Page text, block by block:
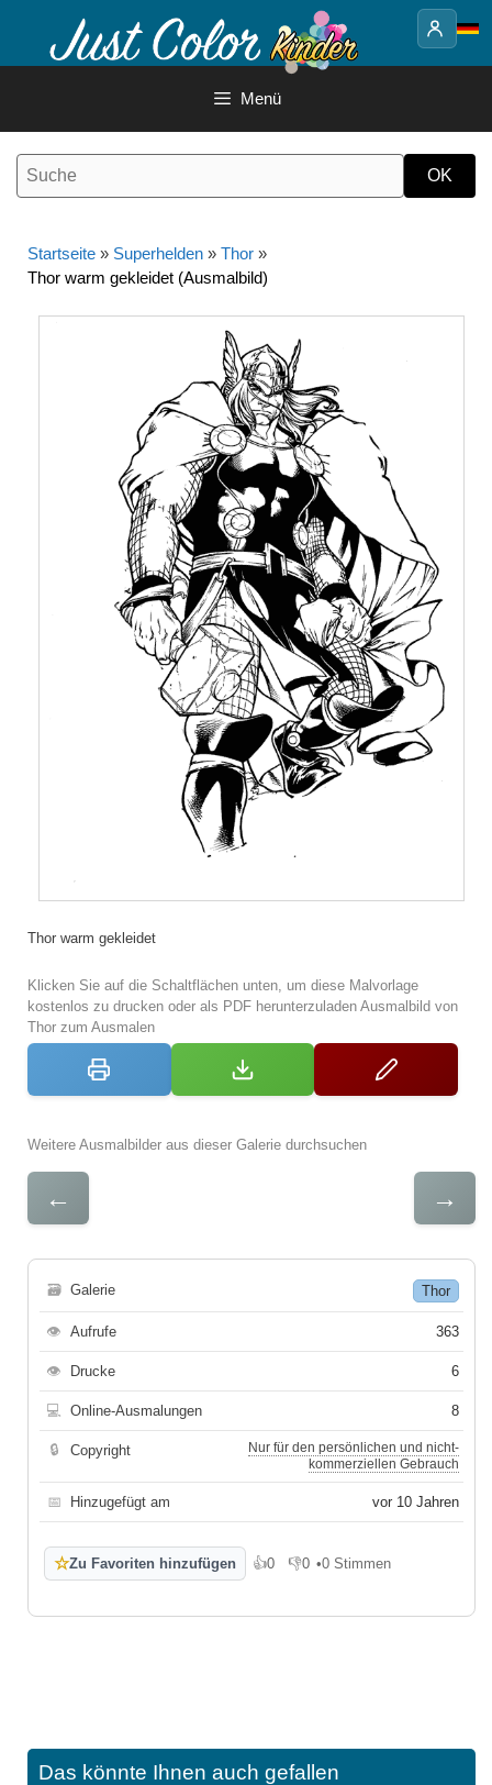
Inhalt
Menü
Startseite » Superhelden » Thor »
Thor warm gekleidet (Ausmalbild)
Thor warm gekleidet
Klicken Sie auf die Schaltflächen unten, um diese Malvorlage
kostenlos zu drucken oder als PDF herunterzuladen Ausmalbild von
Thor zum Ausmalen
Weitere Ausmalbilder aus dieser Galerie durchsuchen
← →
🗃 Galerie Thor
👁 Aufrufe 363
👁 Drucke 6
💻 Online-Ausmalungen 8
🔒 Copyright
Nur für den persönlichen und nicht-
kommerziellen Gebrauch
📅 Hinzugefügt am vor 10 Jahren
☆Zu Favoriten hinzufügen 👍0
Gefällt mir
👎0
Gefällt mir nicht
•0 Stimmen
Das könnte Ihnen auch gefallen